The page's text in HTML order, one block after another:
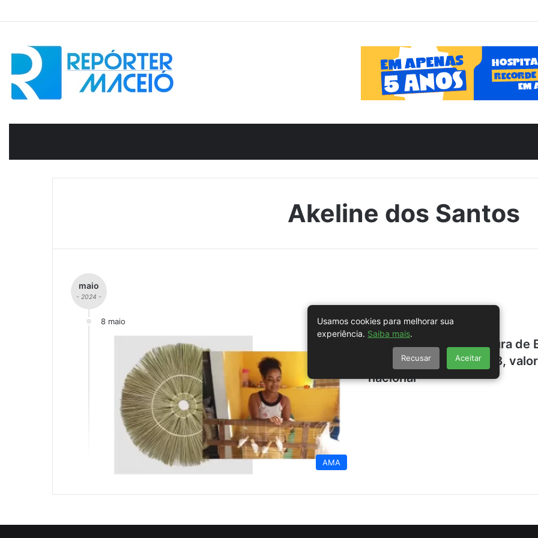
Akeline dos Santos
maio
- 2024 -
8 maio
AMA
MUNICIPIOS – Prefeitura
Santos em feira do PAB,
nacional
Usamos cookies para melhorar sua
experiência. Saiba mais.
Recusar Aceitar